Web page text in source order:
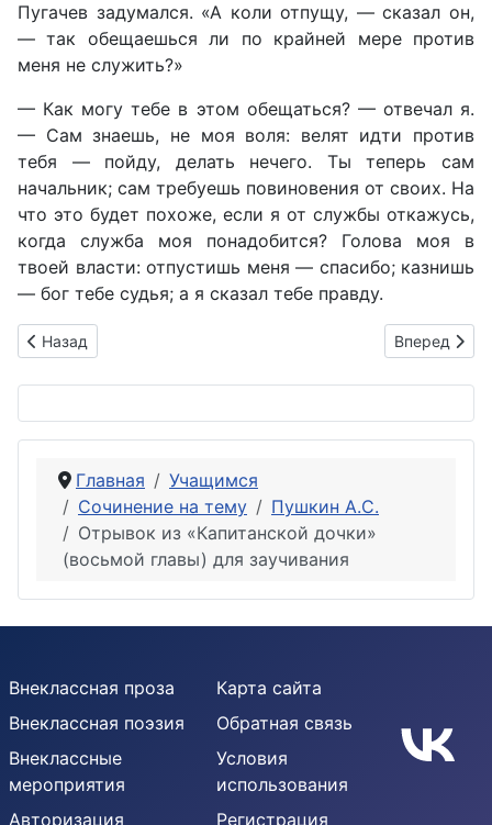
Пугачев задумался. «А коли отпущу, — сказал он,
— так обещаешься ли по крайней мере против
меня не служить?»
— Как могу тебе в этом обещаться? — отвечал я.
— Сам знаешь, не моя воля: велят идти против
тебя — пойду, делать нечего. Ты теперь сам
начальник; сам требуешь повиновения от своих. На
что это будет похоже, если я от службы откажусь,
когда служба моя понадобится? Голова моя в
твоей власти: отпустишь меня — спасибо; казнишь
— бог тебе судья; а я сказал тебе правду.
Предыдущий: Значение калмыцкой сказки в раскрытии
Назад Следующий:
Вперед
Главная
Учащимся
Сочинение на тему
Пушкин А.С.
Отрывок из «Капитанской дочки»
(восьмой главы) для заучивания
Внеклассная проза
Внеклассная поэзия
Внеклассные
мероприятия
Авторизация
Карта сайта
Обратная связь
Условия
использования
Регистрация